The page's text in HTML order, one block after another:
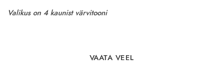
Valikus on 4 kaunist värvitooni
VAATA VEEL